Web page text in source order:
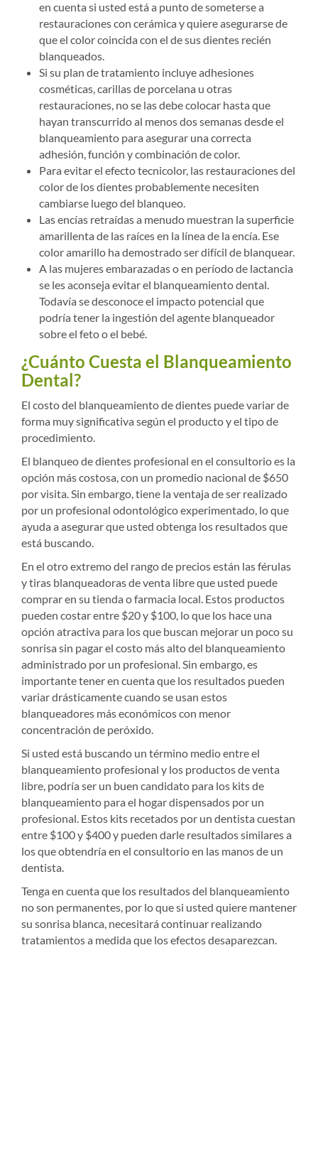
en cuenta si usted está a punto de someterse a
restauraciones con cerámica y quiere asegurarse de
que el color coincida con el de sus dientes recién
blanqueados.
Si su plan de tratamiento incluye adhesiones
cosméticas, carillas de porcelana u otras
restauraciones, no se las debe colocar hasta que
hayan transcurrido al menos dos semanas desde el
blanqueamiento para asegurar una correcta
adhesión, función y combinación de color.
Para evitar el efecto tecnicolor, las restauraciones del
color de los dientes probablemente necesiten
cambiarse luego del blanqueo.
Las encías retraídas a menudo muestran la superficie
amarillenta de las raíces en la línea de la encía. Ese
color amarillo ha demostrado ser difícil de blanquear.
A las mujeres embarazadas o en período de lactancia
se les aconseja evitar el blanqueamiento dental.
Todavía se desconoce el impacto potencial que
podría tener la ingestión del agente blanqueador
sobre el feto o el bebé.
¿Cuánto Cuesta el Blanqueamiento
Dental?
El costo del blanqueamiento de dientes puede variar de
forma muy significativa según el producto y el tipo de
procedimiento.
El blanqueo de dientes profesional en el consultorio es la
opción más costosa, con un promedio nacional de $650
por visita. Sin embargo, tiene la ventaja de ser realizado
por un profesional odontológico experimentado, lo que
ayuda a asegurar que usted obtenga los resultados que
está buscando.
En el otro extremo del rango de precios están las férulas
y tiras blanqueadoras de venta libre que usted puede
comprar en su tienda o farmacia local. Estos productos
pueden costar entre $20 y $100, lo que los hace una
opción atractiva para los que buscan mejorar un poco su
sonrisa sin pagar el costo más alto del blanqueamiento
administrado por un profesional. Sin embargo, es
importante tener en cuenta que los resultados pueden
variar drásticamente cuando se usan estos
blanqueadores más económicos con menor
concentración de peróxido.
Si usted está buscando un término medio entre el
blanqueamiento profesional y los productos de venta
libre, podría ser un buen candidato para los kits de
blanqueamiento para el hogar dispensados por un
profesional. Estos kits recetados por un dentista cuestan
entre $100 y $400 y pueden darle resultados similares a
los que obtendría en el consultorio en las manos de un
dentista.
Tenga en cuenta que los resultados del blanqueamiento
no son permanentes, por lo que si usted quiere mantener
su sonrisa blanca, necesitará continuar realizando
tratamientos a medida que los efectos desaparezcan.